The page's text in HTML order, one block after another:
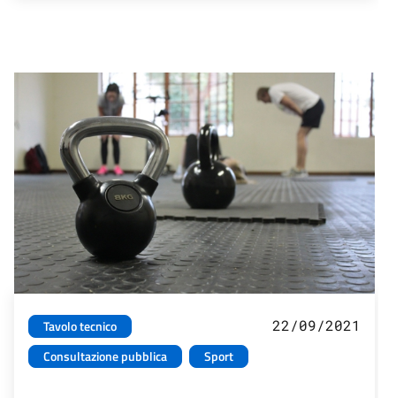
Tavolo tecnico
Consultazione pubblica
Sport
22/09/2021